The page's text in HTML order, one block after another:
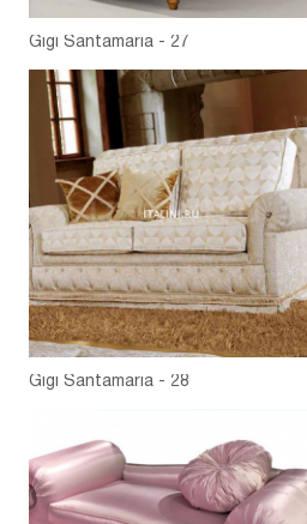
Gigi Santamaria - 27
Gigi Santamaria - 28